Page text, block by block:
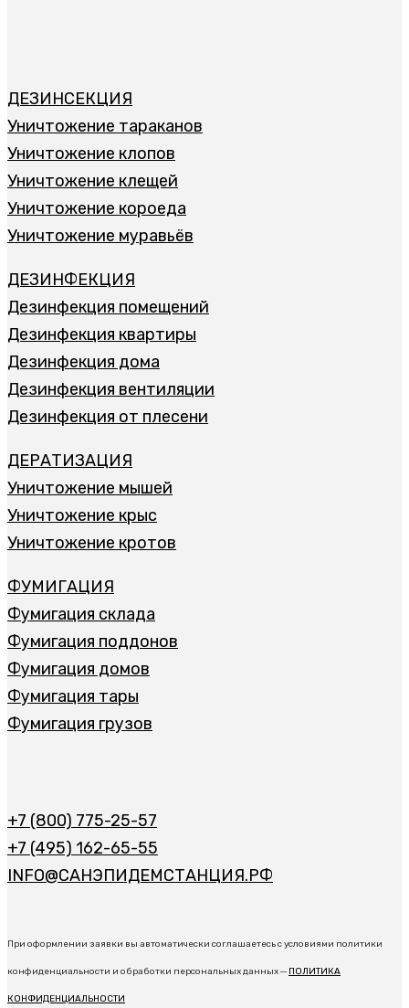
ДЕЗИНСЕКЦИЯ
Уничтожение тараканов
Уничтожение клопов
Уничтожение клещей
Уничтожение короеда
Уничтожение муравьёв
ДЕЗИНФЕКЦИЯ
Дезинфекция помещений
Дезинфекция квартиры
Дезинфекция дома
Дезинфекция вентиляции
Дезинфекция от плесени
ДЕРАТИЗАЦИЯ
Уничтожение мышей
Уничтожение крыс
Уничтожение кротов
ФУМИГАЦИЯ
Фумигация склада
Фумигация поддонов
Фумигация домов
Фумигация тары
Фумигация грузов
+7 (800) 775-25-57
+7 (495) 162-65-55
INFO@САНЭПИДЕМСТАНЦИЯ.РФ
При оформлении заявки вы автоматически соглашаетесь с условиями политики
конфиденциальности и обработки персональных данных ─ ПОЛИТИКА
КОНФИДЕНЦИАЛЬНОСТИ